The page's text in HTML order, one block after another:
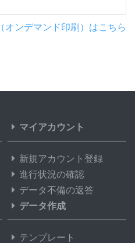
オンデマンド印刷）はこちら
マイアカウント
新規アカウント登録
進行状況の確認
データ不備の返答
データ作成
テンプレート